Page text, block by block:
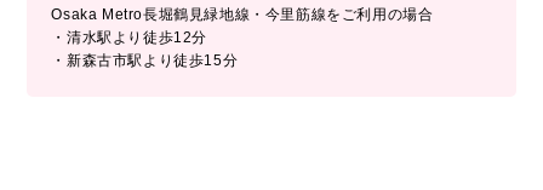
Osaka Metro長堀鶴見緑地線・今里筋線をご利用の場合
・清水駅より徒歩12分
・新森古市駅より徒歩15分